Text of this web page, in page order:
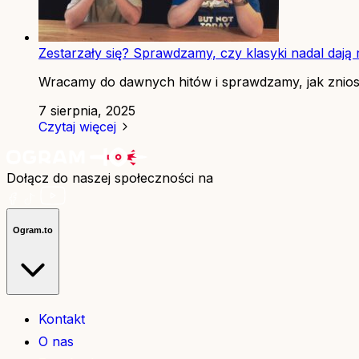
Zestarzały się? Sprawdzamy, czy klasyki nadal dają
Wracamy do dawnych hitów i sprawdzamy, jak
7 sierpnia, 2025
Czytaj więcej
Dołącz do naszej społeczności na
Ogram.to
Kontakt
O nas